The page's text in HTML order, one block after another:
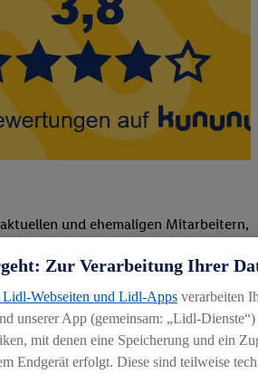
und ehemaligen Mitarbeitern,
haben uns zu einer Top
freuen uns über unseren guten Score
kununu.Hier geht's zu
Zur Verarbeitung Ihrer
Lidl-Webseiten und Lidl-Apps verarbeiten
unserer App (gemeinsam: „Lidl-
mit denen eine Speicherung und ein
Endgerät erfolgt. Diese sind teilweise